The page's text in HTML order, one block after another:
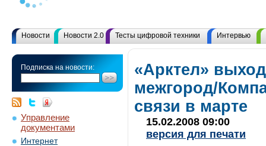
Новости Новости 2.0 Тесты цифровой техники Интервью
Подписка на новости:
Управление
документами
Интернет
«Арктел»
межгород/
связи в марте
15.02.2008 09:00
версия для печати